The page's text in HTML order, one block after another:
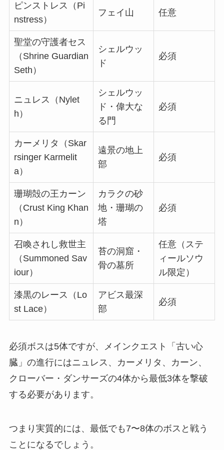
ピンストレス（Pi
nstress）
フェイ山 任意
聖堂の守護者セス
（Shrine Guardian
Seth）
シェルウッ
ド
必須
ニュレス（Nylet
h）
シェルウッ
ド・偉大な
る門
必須
カーメリタ（Skar
rsinger Karmelit
a）
遠景の地上
部
必須
珊瑚殻の王カーン
（Crust King Khan
n）
カラクの砂
地・珊瑚の
塔
必須
召喚されし救世主
（Summoned Sav
iour）
苔の洞窟・
骨の墓所
任意（ステ
ィールソウ
ル限定）
漆黒のレース（Lo
st Lace）
アビス最深
部
必須
必須ボスは5体ですが、メインクエスト「古い心
臓」の進行にはニュレス、カーメリタ、カーン、
クローバー・ダンサーズの4体から最低3体を撃破
する必要があります。
つまり実質的には、最低でも7〜8体のボスと戦う
ことになるでしょう。